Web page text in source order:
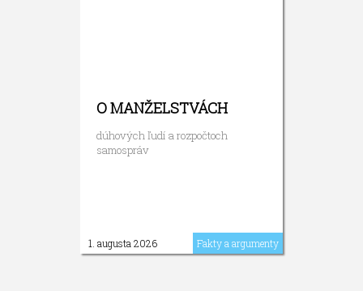
O MANŽELSTVÁCH
dúhových ľudí a rozpočtoch
samospráv
1. augusta 2026 Fakty a argumenty